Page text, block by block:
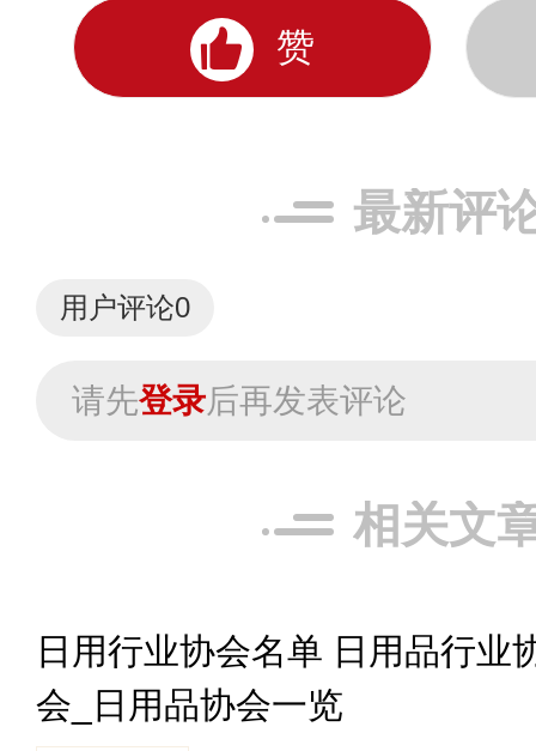
赞
最新评
用户评论0
请先登录后再发表评论
相关文
日用行业协会名单 日用品行业
会_日用品协会一览